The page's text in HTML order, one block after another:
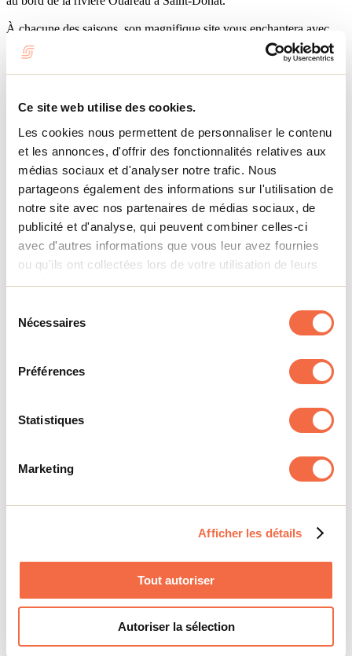
Ce site web utilise des cookies.
Les cookies nous permettent de personnaliser le contenu
et les annonces, d'offrir des fonctionnalités relatives aux
médias sociaux et d'analyser notre trafic. Nous
partageons également des informations sur l'utilisation de
notre site avec nos partenaires de médias sociaux, de
publicité et d'analyse, qui peuvent combiner celles-ci
avec d'autres informations que vous leur avez fournies
ou qu'ils ont collectées lors de votre utilisation de leurs
services.
Nécessaires
Préférences
Statistiques
Marketing
Afficher les détails
Tout autoriser
Autoriser la sélection
À chacune des saisons, son magnifique site vous enchantera avec
ses installations uniques et son vaste choix d'activités, tout en étant à
proximité de plusieurs services!
de vacances. Le reste de l’année, la location de nos bâtiments avec
service de cuisine est disponible. Nous sommes d’ailleurs réputés
pour notre hospitalité et notre bonne nourriture.
Joie de vivre au Camp Mère Clarac, c’est découvrir, explorer et
s’amuser!
Afficher plus
Services
Salle de bain partagées
Salle de bain partagées
Activités sur place ou à proximité
Terrain de tennis
Terrain de sport
Salle de jeux intérieurs